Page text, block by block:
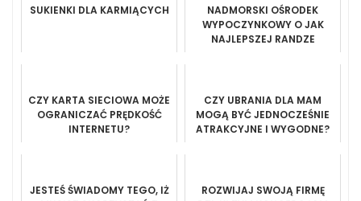
SUKIENKI DLA KARMIĄCYCH
NADMORSKI OŚRODEK
WYPOCZYNKOWY O JAK
NAJLEPSZEJ RANDZE
CZY KARTA SIECIOWA MOŻE
OGRANICZAĆ PRĘDKOŚĆ
INTERNETU?
CZY UBRANIA DLA MAM
MOGĄ BYĆ JEDNOCZEŚNIE
ATRAKCYJNE I WYGODNE?
JESTEŚ ŚWIADOMY TEGO, IŻ
ROZWIJAJ SWOJĄ FIRMĘ